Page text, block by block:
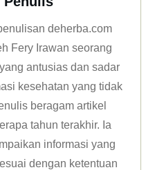
deherba.com
Fery Irawan seorang
antusias dan sadar
kesehatan yang tidak
beragam artikel
tahun terakhir. Ia
informasi yang
dengan ketentuan